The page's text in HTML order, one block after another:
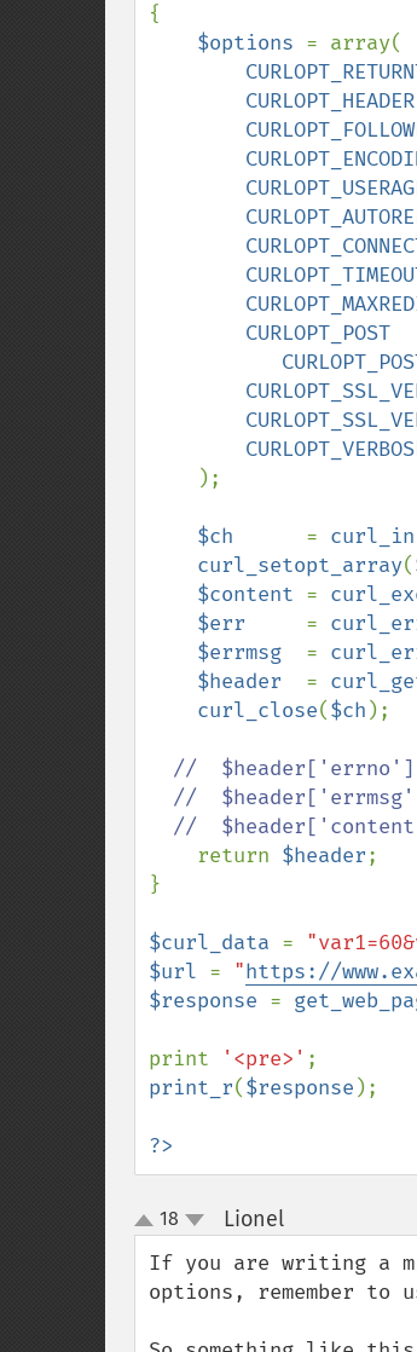
{
$options = array(
);
$ch =
curl_setopt_array(
$content =
$err =
$errmsg =
$header =
curl_close($ch );
//
return $header;
}
$curl_data =
$url = "https://
$response =
print '<pre>'
print_r($response );
?>
up
down
18 Lionel¶
If you are writing a
options, remember to